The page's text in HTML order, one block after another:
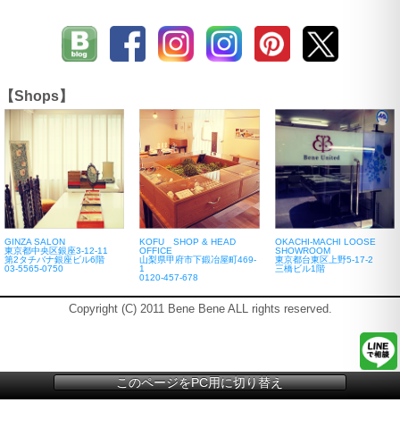
【Shops】
GINZA SALON
東京都中央区銀座3-12-11
第2タチバナ銀座ビル6階
03-5565-0750
KOFU SHOP & HEAD
OFFICE
山梨県甲府市下鍛冶屋町469-
1
0120-457-678
OKACHI-MACHI LOOSE
SHOWROOM
東京都台東区上野5-17-2
三橋ビル1階
Copyright (C) 2011 Bene Bene ALL rights reserved.
このページをPC用に切り替え